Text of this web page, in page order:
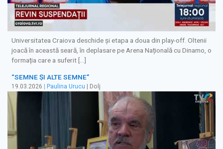
Universitatea Craiova deschide și etapa a doua din play-off. Oltenii
joacă în această seară, în deplasare pe Arena Națională cu Dinamo, o
formația care a suferit […]
“SEMNE ŞI ALTE SEMNE”
19.03.2026 Paulina Urucu | Dolj